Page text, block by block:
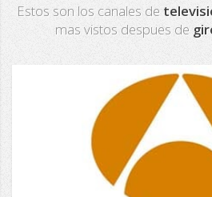
Estos son los canales de
mas vistos despues de